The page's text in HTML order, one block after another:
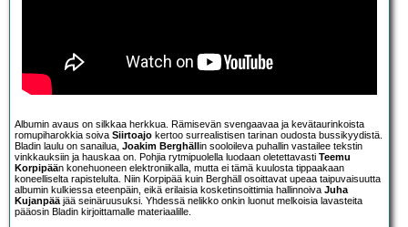
Albumin avaus on silkkaa herkkua. Rämisevän svengaavaa ja kevätaurinkoista
romupiharokkia soiva Siirtoajo kertoo surrealistisen tarinan oudosta bussikyydistä.
Bladin laulu on sanailua, Joakim Berghäll in sooloileva puhallin vastailee tekstin
vinkkauksiin ja hauskaa on. Pohjia rytmipuolella luodaan oletettavasti Teemu
Korpipään konehuoneen elektroniikalla, mutta ei tämä kuulosta tippaakaan
koneelliselta rapistelulta. Niin Korpipää kuin Berghäll osoittavat upeaa taipuvaisuutta
albumin kulkiessa eteenpäin, eikä erilaisia kosketinsoittimia hallinnoiva Juha
Kujanpääjää seinäruusuksi. Yhdessä nelikko onkin luonut melkoisia lavasteita
pääosin Bladin kirjoittamalle materiaalille.